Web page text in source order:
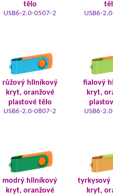
tělo
USB6-2.0-0507-2 USB6-
růžový hliníkový
kryt, oranžové
plastové tělo
USB6-2.0-0807-2
fialový
kryt,
USB6-
modrý hliníkový
kryt, oranžové
tyrkysový
kryt,